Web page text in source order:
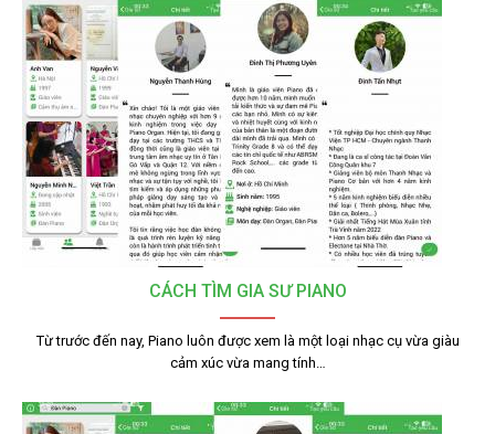
CÁCH TÌM GIA SƯ PIANO
Từ trước đến nay, Piano luôn được xem là một loại nhạc cụ vừa giàu
cảm xúc vừa mang tính…